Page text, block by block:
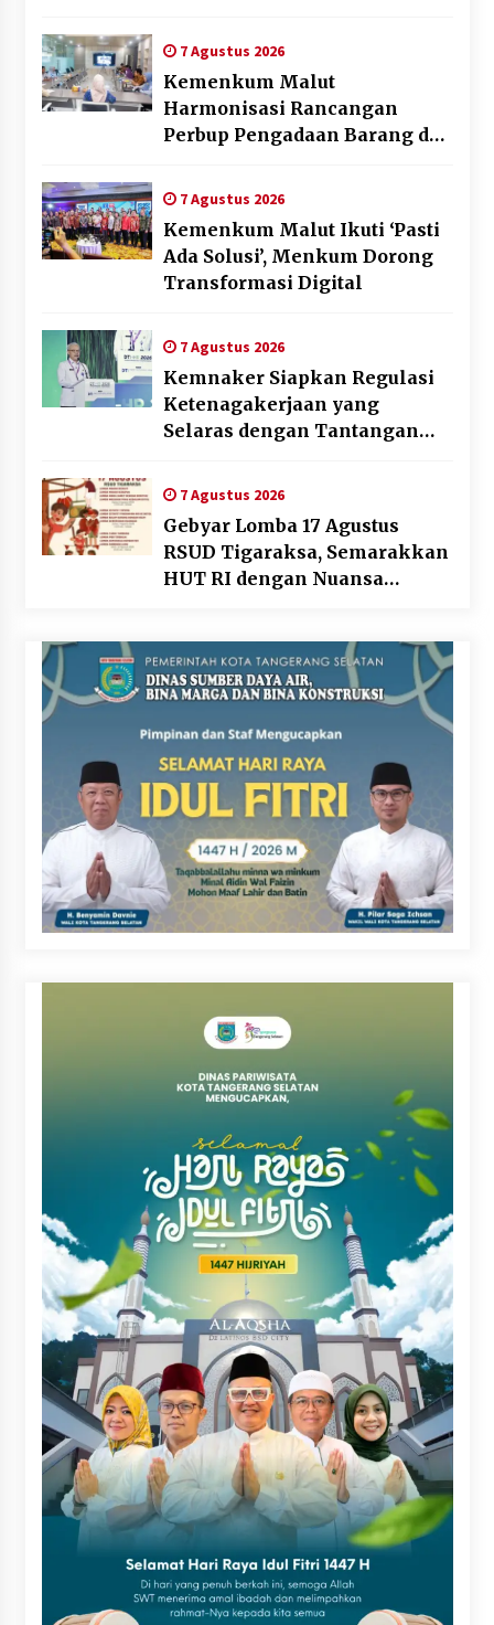
Daerah
7 Agustus 2026
Kemenkum Malut
Harmonisasi Rancangan
Perbup Pengadaan Barang dan
7 Agustus 2026
Kemenkum Malut Ikuti ‘Pasti
Ada Solusi’, Menkum Dorong
Transformasi Digital
7 Agustus 2026
Kemnaker Siapkan Regulasi
Ketenagakerjaan yang
Selaras dengan Tantangan
7 Agustus 2026
Gebyar Lomba 17 Agustus
RSUD Tigaraksa, Semarakkan
HUT RI dengan Nuansa